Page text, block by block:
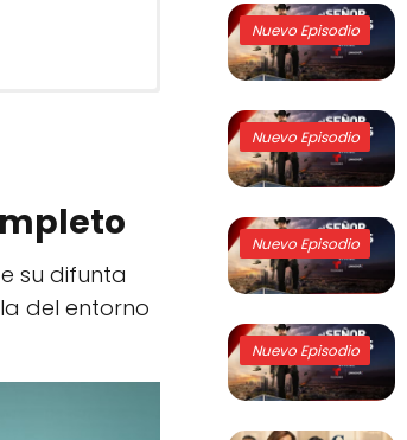
su difunta
del entorno
Nuevo Episodio
Nuevo Episodio
Nuevo Episodio
Nuevo Episodio